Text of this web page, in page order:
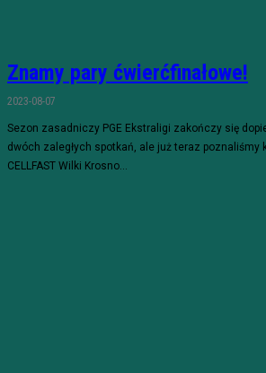
Znamy pary ćwierćfinałowe!
2023-08-07
Sezon zasadniczy PGE Ekstraligi zakończy się
dwóch zaległych spotkań, ale już teraz poznaliśmy
CELLFAST Wilki Krosno...